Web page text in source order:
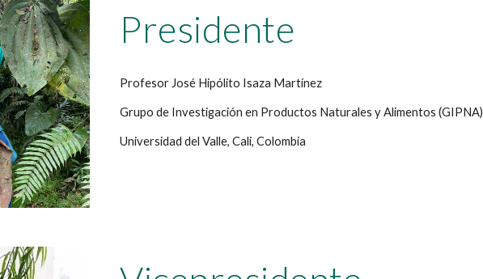
Presidente
Profesor José Hipólito Isaza Martínez
Grupo de Investigación en Productos Naturales y Alimentos (GIPNA)
Universidad del Valle, Cali, Colombia